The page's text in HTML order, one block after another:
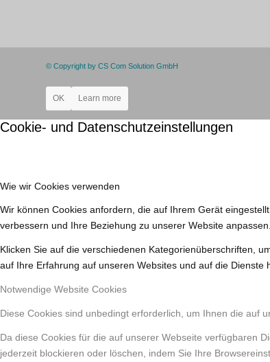
© Copyright by CS Com Solution GmbH
OK Learn more
Cookie- und Datenschutzeinstellungen
Wie wir Cookies verwenden
Wir können Cookies anfordern, die auf Ihrem Gerät
verbessern und Ihre Beziehung zu unserer Website anpassen.
Klicken Sie auf die verschiedenen Kategorienüberschriften,
auf Ihre Erfahrung auf unseren Websites und auf die Dienste
Notwendige Website Cookies
Diese Cookies sind unbedingt erforderlich, um Ihnen die auf
Da diese Cookies für die auf unserer Webseite verfügbaren
jederzeit blockieren oder löschen, indem Sie Ihre